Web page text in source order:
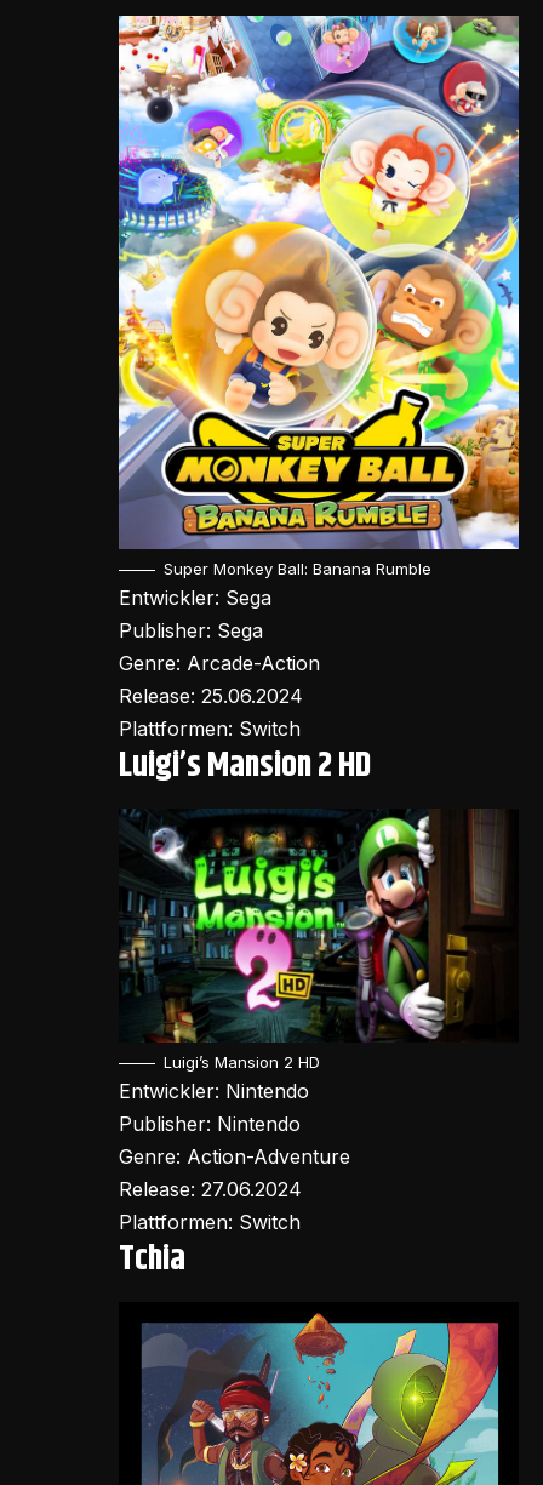
Super Monkey Ball: Banana Rumble
Entwickler: Sega
Publisher: Sega
Genre: Arcade-Action
Release: 25.06.2024
Plattformen: Switch
Luigi’s Mansion 2 HD
Luigi’s Mansion 2 HD
Entwickler: Nintendo
Publisher: Nintendo
Genre: Action-Adventure
Release: 27.06.2024
Plattformen: Switch
Tchia